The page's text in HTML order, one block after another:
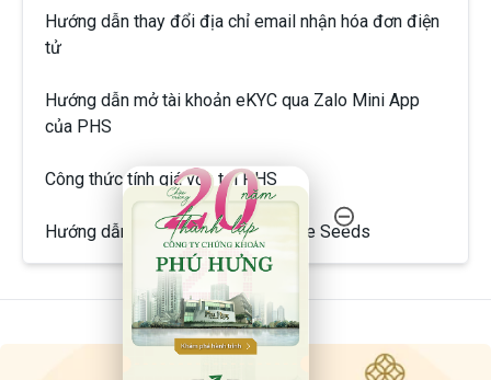
Hướng dẫn thay đổi địa chỉ email nhận hóa đơn điện
tử
Hướng dẫn mở tài khoản eKYC qua Zalo Mini App
của PHS
Công thức tính giá vốn tại PHS
Hướng dẫn sử dụng sản phẩm Elite Seeds
20 Năm Thành Lập - Công Ty Chứng Khoán Phú